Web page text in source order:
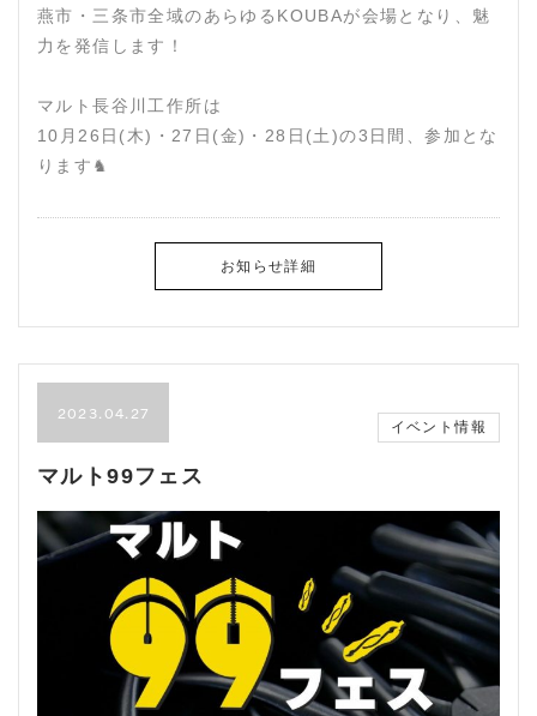
燕市・三条市全域のあらゆるKOUBAが会場となり、魅
力を発信します！
マルト長谷川工作所は
10月26日(木)・27日(金)・28日(土)の3日間、参加とな
ります♞
お知らせ詳細
2023.04.27
イベント情報
マルト99フェス